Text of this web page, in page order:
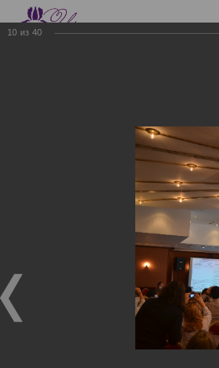
Презентации—
законодательстве: Обязательное
налоговое декларирование, изменения в
2017 года в части ИПН и СН
Изменения в
налоговом
Обязательное
медицинское
10 из 40